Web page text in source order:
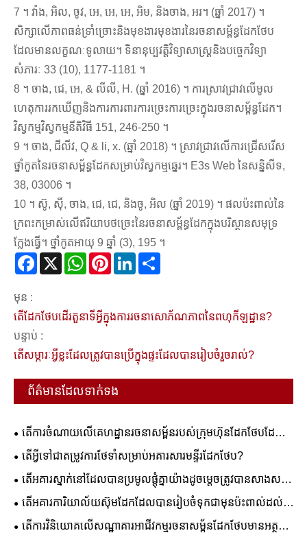
7 ។ វ៉ាង, អិល, ចូវ, អេ, អេ, អេ, អិម, និងចាង, អរ។ (ឆ្នាំ 2017) ។
សិក្សាលើភាពធន់ទ្រាំច្រោះនិងមុខងារមុខងារនៃរចនាសម្ព័ន្ធដែកថែប
ដែលមានលក្ខណៈទូលាយ។ ទិនានុប្បវត្តិវិទ្យាសាស្ត្រនិងបច្ចេកវិទ្យា
សំភារៈ 33 (10), 1177-1181 ។
8 ។ ចាង, ជេ, អេ, & លីលី, H. (ឆ្នាំ 2016) ។ ការស្រាវជ្រាវលើមូល
ហេតុការរកឃើញនិងការការពារការច្រេះការច្រេះក្នុងរចនាសម្ព័ន្ធដែក។
វិស្វកម្មវិស្វកម្មនីតិវិធី 151, 246-250 ។
9 ។ ចាង, ជីលីវ, Q & li, x. (ឆ្នាំ 2018) ។ ស្រាវជ្រាវលើការជ្រើសរើស
ថ្នាំកូតនៃរចនាសម្ព័ន្ធដែកសម្រាប់វិស្វកម្មឆ្នេរ។ E3s Web នៃសន្និសីទ,
38, 03006 ។
10 ។ ស៊ូ, ស៊ី, ចាង, ជេ, ជេ, និងចូ, អិល (ឆ្នាំ 2019) ។ ផលប៉ះពាល់នៃ
ក្រពះកម្រាស់លើឥរិយាបថច្រេះនៃរចនាសម្ព័ន្ធដែកក្នុងបរិស្ថានសមុទ្រ
ក្លែងធ្វើ។ ថ្នាំកូតអាយុ 9 ឆ្នាំ (3), 195 ។
Facebook
X WhatsAppPinterestLinkedIn
មុន :
តើដែកថែបដើរតួនាទីអ្វីក្នុងការរចនាសោភ័ណភាពនៃពហុកីឡដ្ឋាន?
បន្ទាប់ :
តើសម្ភារៈអ្វីខ្លះដែលត្រូវបានប្រើក្នុងផ្ទះដែលបានរៀបចំរួចរាល់?
ព័ត៌មានដែលទាក់ទង
តើការចំណាយលើគេហដ្ឋានរចនាសម្ព័នរបស់ក្រុមហ៊ុនដែកថែបដែល
បានជួបប្រជុំគ្នាយ៉ាងដូចម្តេចចំពោះវិធីសាស្រ្តសំណង់បែបបុរាណ?
តើអ្វីទៅជាតម្រូវការថែទាំសម្រាប់អគារសារមន្ទីរដែកថែប?
តើអគារស្នាក់នៅដែលបានប្រមូលផ្តុំគ្នាយ៉ាងដូចម្តេចត្រូវបានសាងសង់
ឡើង?
តើអគារការិយាល័យស៊ុមដែកដែលបានរៀបចំទុកជាមុនប៉ះពាល់ដល់
តម្លៃអចលនទ្រព្យយ៉ាងដូចម្តេច?
តើការវិនិយោគលើសណ្ឋាគារអាជីវកម្មរចនាសម្ព័នដែកថែបមានអត្ថ